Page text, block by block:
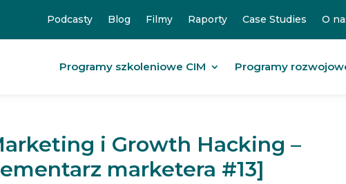
Podcasty Blog Filmy Raporty Case Studies O
Programy szkoleniowe CIM Programy
i Growth Hacking –
marketera #13]